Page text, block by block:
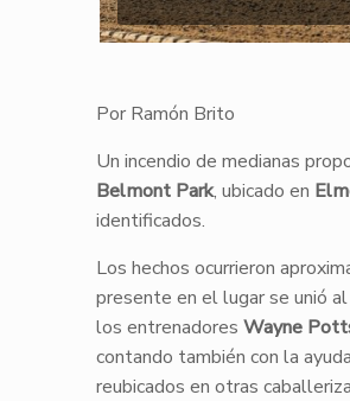
Por Ramón Brito
Un incendio de medianas
Belmont Park, ubicado en
identificados.
Los hechos ocurrieron
presente en el lugar se unió
los entrenadores Wayne
contando también con la
reubicados en otras